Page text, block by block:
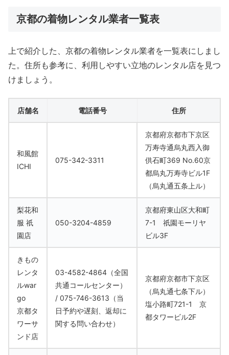
京都の着物レンタル業者一覧表
上で紹介した、京都の着物レンタル業者を一覧表にしまし
た。住所も参考に、利用しやすい立地のレンタル店を見つ
けましょう。
店舗名 電話番号 住所
和風館
ICHI
075-342-3311
京都府京都市下京区
万寿寺通烏丸西入御
供石町369 No.60京
都烏丸万寿寺ビル1F
（烏丸通五条上ル）
梨花和
服 祇
園店
050-3204-4859
京都府東山区大和町
7-1 祇園モーリヤ
ビル3F
きもの
レンタ
ルwar
go
京都タ
ワーサ
ンド店
03-4582-4864（全国
共通コールセンター）
/ 075-746-3613（当
日予約や遅刻、返却に
関する問い合わせ）
京都府京都市下京区
（烏丸通七条下ル）
塩小路町721-1 京
都タワービル2F